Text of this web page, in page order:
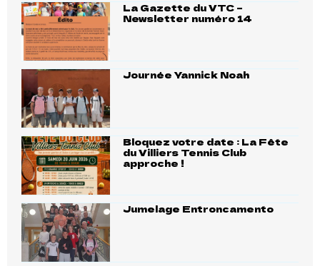
La Gazette du VTC –
Newsletter numéro 14
Journée Yannick Noah
Bloquez votre date : La Fête
du Villiers Tennis Club
approche !
Jumelage Entroncamento